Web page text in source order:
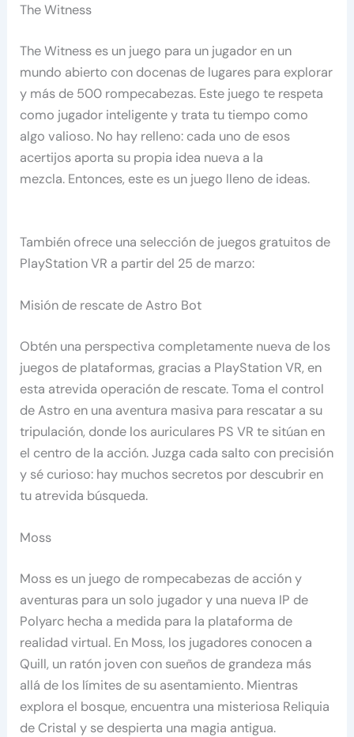
The Witness
The Witness es un juego para un jugador en un
mundo abierto con docenas de lugares para explorar
y más de 500 rompecabezas. Este juego te respeta
como jugador inteligente y trata tu tiempo como
algo valioso. No hay relleno: cada uno de esos
acertijos aporta su propia idea nueva a la
mezcla. Entonces, este es un juego lleno de ideas.
También ofrece una selección de juegos gratuitos de
PlayStation VR a partir del 25 de marzo:
Misión de rescate de Astro Bot
Obtén una perspectiva completamente nueva de los
juegos de plataformas, gracias a PlayStation VR, en
esta atrevida operación de rescate. Toma el control
de Astro en una aventura masiva para rescatar a su
tripulación, donde los auriculares PS VR te sitúan en
el centro de la acción. Juzga cada salto con precisión
y sé curioso: hay muchos secretos por descubrir en
tu atrevida búsqueda.
Moss
Moss es un juego de rompecabezas de acción y
aventuras para un solo jugador y una nueva IP de
Polyarc hecha a medida para la plataforma de
realidad virtual. En Moss, los jugadores conocen a
Quill, un ratón joven con sueños de grandeza más
allá de los límites de su asentamiento. Mientras
explora el bosque, encuentra una misteriosa Reliquia
de Cristal y se despierta una magia antigua.